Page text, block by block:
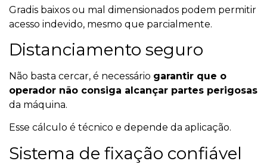
Gradis baixos ou mal dimensionados podem permitir
acesso indevido, mesmo que parcialmente.
Distanciamento seguro
Não basta cercar, é necessário garantir que o
operador não consiga alcançar partes perigosas
da máquina.
Esse cálculo é técnico e depende da aplicação.
Sistema de fixação confiável